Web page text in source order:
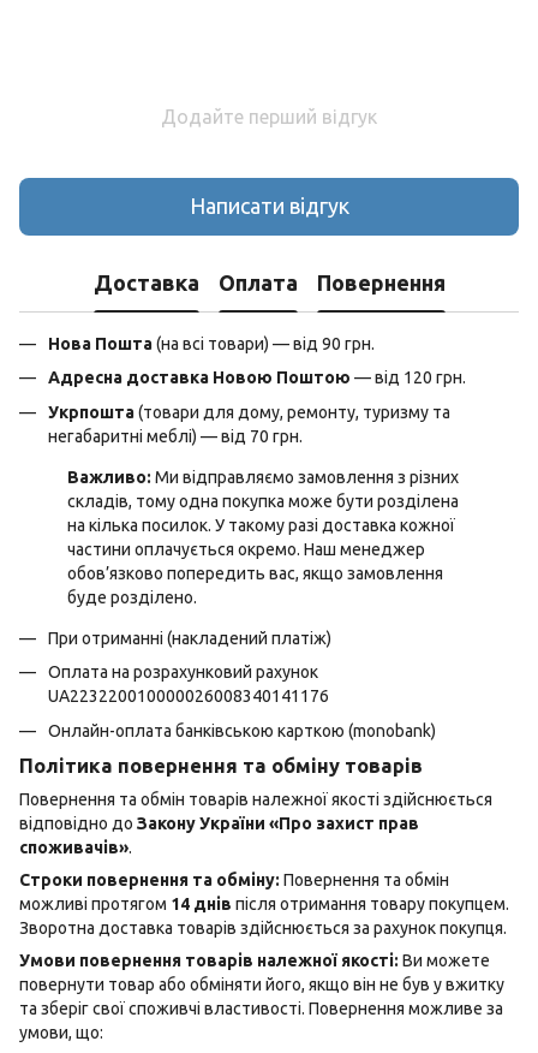
Додайте перший відгук
Написати відгук
Доставка Оплата Повернення
Нова Пошта(на всі товари) — від 90 грн.
Адресна доставка Новою Поштою — від 120 грн.
Укрпошта(товари для дому, ремонту, туризму та
негабаритні меблі) — від 70 грн.
Важливо: Ми відправляємо замовлення з різних
складів, тому одна покупка може бути розділена
на кілька посилок. У такому разі доставка кожної
частини оплачується окремо. Наш менеджер
обов’язково попередить вас, якщо замовлення
буде розділено.
При отриманні (накладений платіж)
Оплата на розрахунковий рахунок
UA223220010000026008340141176
Онлайн-оплата банківською карткою (monobank)
Політика повернення та обміну товарів
Повернення та обмін товарів належної якості здійснюється
відповідно до Закону України «Про захист прав
споживачів».
Строки повернення та обміну: Повернення та обмін
можливі протягом 14 днів після отримання товару покупцем.
Зворотна доставка товарів здійснюється за рахунок покупця.
Умови повернення товарів належної якості: Ви можете
повернути товар або обміняти його, якщо він не був у вжитку
та зберіг свої споживчі властивості. Повернення можливе за
умови, що: